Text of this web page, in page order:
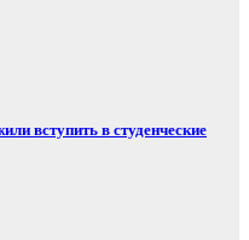
вступить в студенческие